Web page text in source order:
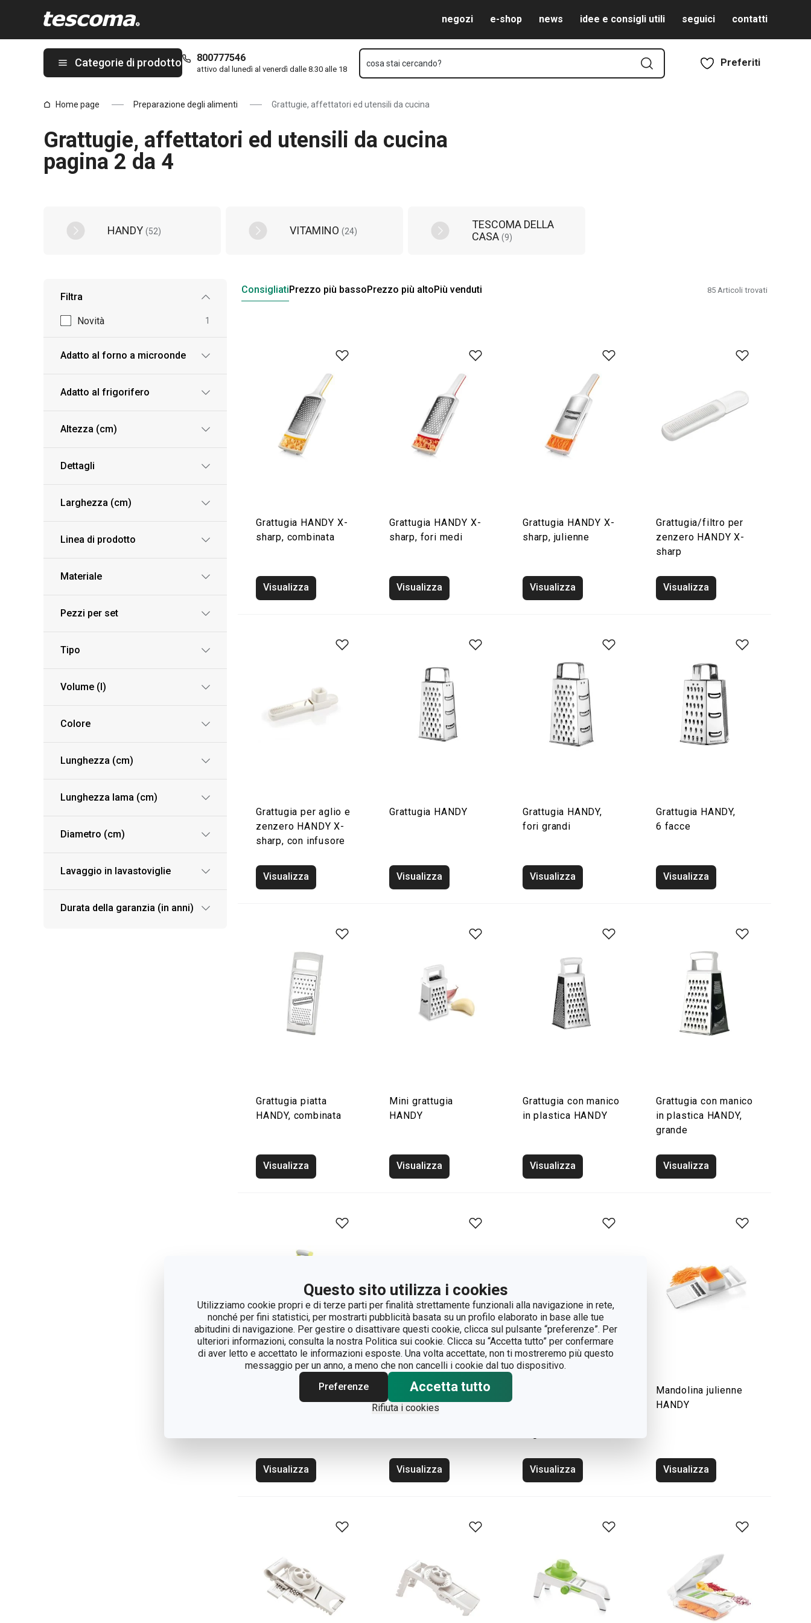
Questo sito utilizza i cookies
Utilizziamo cookie propri e di terze parti per finalità strettamente funzionali alla navigazione in rete,
nonché per fini statistici, per mostrarti pubblicità basata su un profilo elaborato in base alle tue
abitudini di navigazione. Per gestire o disattivare questi cookie, clicca sul pulsante “preferenze”. Per
ulteriori informazioni, consulta la nostra Politica sui cookie. Clicca su “Accetta tutto” per confermare
di aver letto e accettato le informazioni esposte. Una volta accettate, non ti mostreremo più questo
messaggio per un anno, a meno che non cancelli i cookie dal tuo dispositivo.
Preferenze
Accetta tutto
Rifiuta i cookies
negozi e-shop news idee e consigli utili seguici contatti
Categorie di prodotto 800777546
attivo dal lunedì al venerdì dalle 8.30 alle 18
cosa stai cercando? Preferiti
Home page Preparazione degli alimenti Grattugie, affettatori ed utensili da cucina
Grattugie, affettatori ed utensili da cucina
pagina 2 da 4
HANDY (52) VITAMINO (24)
TESCOMA DELLA
CASA (9)
Filtra
Novità 1
Adatto al forno a microonde
Adatto al frigorifero
Altezza (cm)
Dettagli
Larghezza (cm)
Linea di prodotto
Materiale
Pezzi per set
Tipo
Volume (l)
Colore
Lunghezza (cm)
Lunghezza lama (cm)
Diametro (cm)
Lavaggio in lavastoviglie
Durata della garanzia (in anni)
ConsigliatiPrezzo più bassoPrezzo più altoPiù venduti 85 Articoli trovati
Grattugia HANDY X-
sharp, combinata
Visualizza
Grattugia HANDY X-
sharp, fori medi
Visualizza
Grattugia HANDY X-
sharp, julienne
Visualizza
Grattugia/filtro per
zenzero HANDY X-
sharp
Visualizza
Grattugia per aglio e
zenzero HANDY X-
sharp, con infusore
Visualizza
Grattugia HANDY
Visualizza
Grattugia HANDY,
fori grandi
Visualizza
Grattugia HANDY,
6 facce
Visualizza
Grattugia piatta
HANDY, combinata
Visualizza
Mini grattugia
HANDY
Visualizza
Grattugia con manico
in plastica HANDY
Visualizza
Grattugia con manico
in plastica HANDY,
grande
Visualizza
contenitore HANDY
Visualizza
Mandolina con presa
multifunzionale
Visualizza Visualizza
Mandolina julienne
HANDY
Visualizza